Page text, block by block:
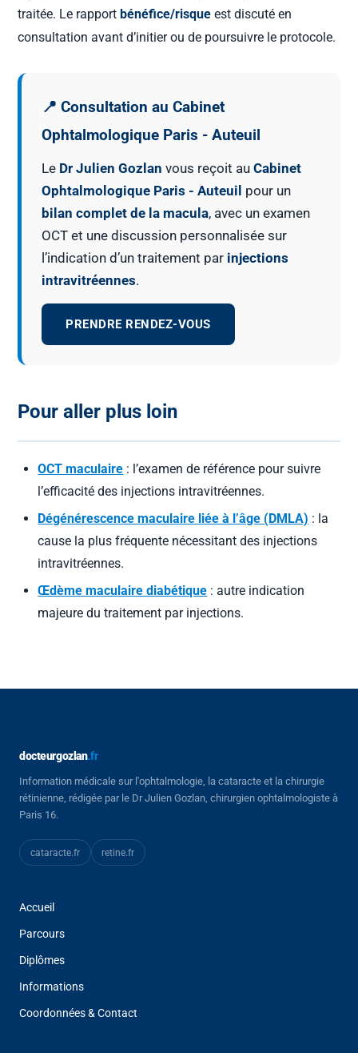
traitée. Le rapport bénéfice/risque est discuté en
consultation avant d’initier ou de poursuivre le protocole.
📍 Consultation au Cabinet
Ophtalmologique Paris - Auteuil
Le Dr Julien Gozlan vous reçoit auCabinet
Ophtalmologique Paris - Auteuil pour un
bilan complet de la macula, avec un examen
OCT et une discussion personnalisée sur
l’indication d’un traitement par injections
intravitréennes.
PRENDRE RENDEZ-VOUS
Pour aller plus loin
OCT maculaire : l’examen de référence pour suivre
l’efficacité des injections intravitréennes.
Dégénérescence maculaire liée à l’âge (DMLA) : la
cause la plus fréquente nécessitant des injections
intravitréennes.
Œdème maculaire diabétique : autre indication
majeure du traitement par injections.
docteurgozlan.fr
Information médicale sur l'ophtalmologie, la cataracte et la chirurgie
rétinienne, rédigée par le Dr Julien Gozlan, chirurgien ophtalmologiste à
Paris 16.
cataracte.fr retine.fr
Accueil
Parcours
Diplômes
Informations
Coordonnées & Contact